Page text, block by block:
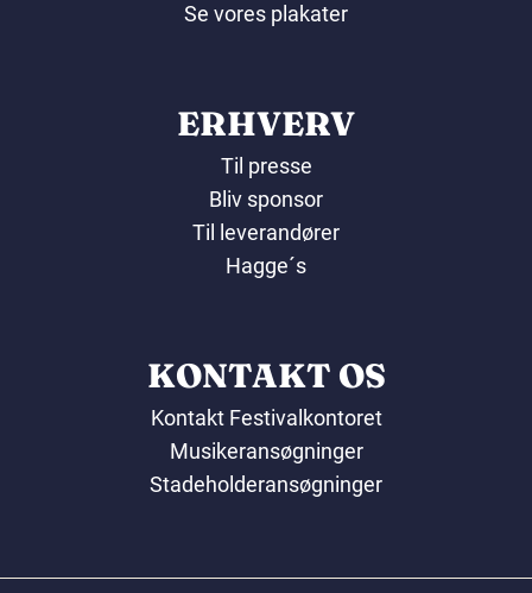
Se vores plakater
ERHVERV
Til presse
Bliv sponsor
Til leverandører
Hagge´s
KONTAKT OS
Kontakt Festivalkontoret
Musikeransøgninger
Stadeholderansøgninger